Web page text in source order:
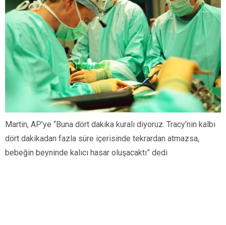
Martin, AP’ye “Buna dört dakika kuralı diyoruz. Tracy’nin kalbi
dört dakikadan fazla süre içerisinde tekrardan atmazsa,
bebeğin beyninde kalıcı hasar oluşacaktı” dedi